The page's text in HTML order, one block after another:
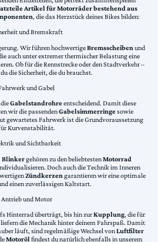
Artikel für Motorräder bestehend aus
, die das Herzstück deines Bikes bilden:
und Bremskraft
Wir führen hochwertigeBremsscheiben und
auch unter extremer thermischer Belastung eine
Ob für die Rennstrecke oder den Stadtverkehr –
die Sicherheit, die du brauchst.
und Gabel
Gabelstandrohreentscheidend. Damit diese
wir die passendenGabelsimmerringesowie
gewartetes Fahrwerk ist die Grundvoraussetzung
Kurvenstabilität.
und Sichtbarkeit
Blinkergehören zu den beliebtestenMotorrad
Doch auch die Technik im Inneren
Zündkerzen garantieren wir eine optimale
einen zuverlässigen Kaltstart.
Antrieb und Motor
Hinterrad überträgt, bis hin zurKupplung, die für
die Mechanik hinter deinem Fahrspaß. Damit
läuft, sind regelmäßige Wechsel vonLuftfilter
Motorölfindest du natürlich ebenfalls in unserem